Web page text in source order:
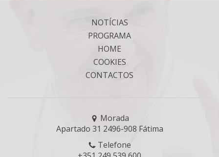
NOTÍCIAS
PROGRAMA
HOME
COOKIES
CONTACTOS
Morada
Apartado 31 2496-908 Fátima
Telefone